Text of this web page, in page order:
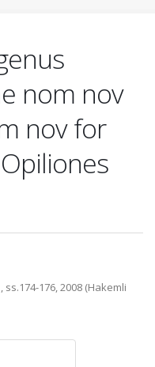
nom nov
nov for
176, 2008 (Hakemli